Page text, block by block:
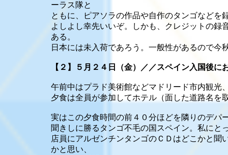
ーラス隊と
ともに、ピアソラの作品や自作のタンゴなどを
よしよし幸先いいぞ。しかも、クレジットの録
ある。
日本には未入荷であろう。一般性があるので
【２】５月２４日（金）／／スペイン入国後
午前中はプラド美術館などマドリード市内観光
夕食は全員が参加してホテル（面した道路名を
実はこの夕食時間の前４０分ほどを隣りのデパ
聞きしに勝るタンゴ不毛の国スペイン。私にと
店員にアルゼンチンタンゴのＣＤはどこかと聞
かと思い、